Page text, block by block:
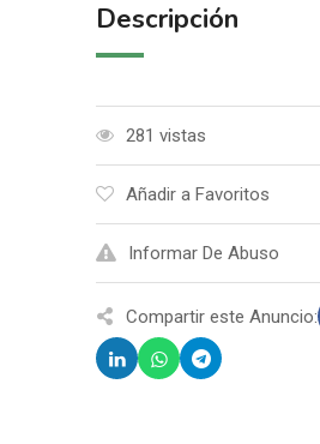
Descripción
281 vistas
Añadir a Favoritos
Informar De Abuso
Compartir este Anuncio: